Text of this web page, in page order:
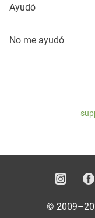
Ayudó
No me ayudó
©